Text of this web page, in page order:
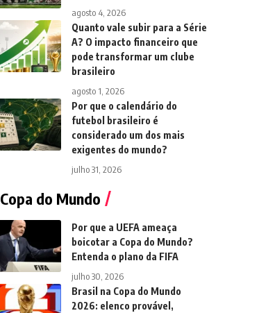
agosto 4, 2026
Quanto vale subir para a Série
A? O impacto financeiro que
pode transformar um clube
brasileiro
agosto 1, 2026
Por que o calendário do
futebol brasileiro é
considerado um dos mais
exigentes do mundo?
julho 31, 2026
Copa do Mundo
Por que a UEFA ameaça
boicotar a Copa do Mundo?
Entenda o plano da FIFA
julho 30, 2026
Brasil na Copa do Mundo
2026: elenco provável,